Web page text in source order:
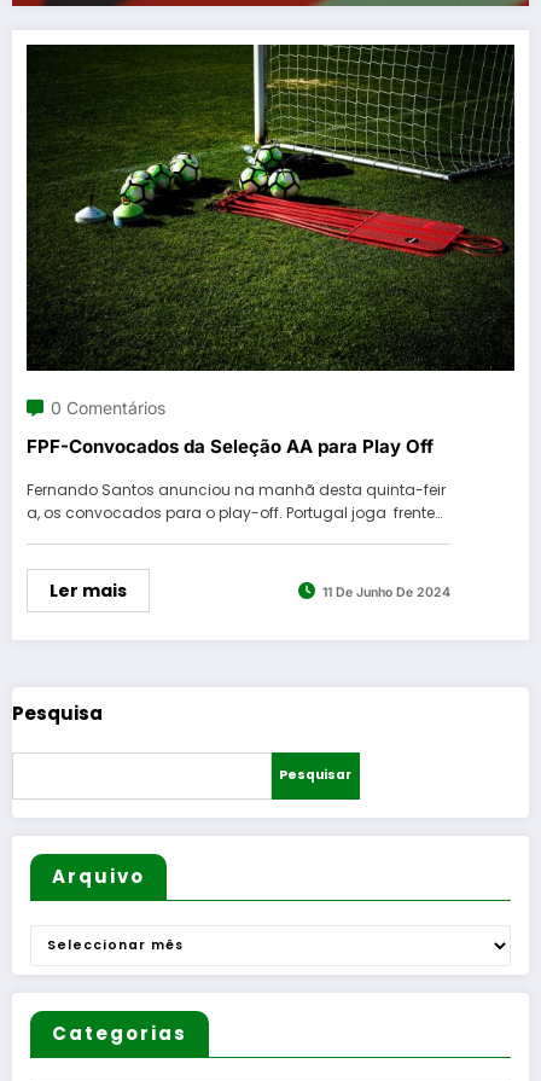
0 Comentários
FPF-Convocados da Seleção AA para Play Off
Fernando Santos anunciou na manhã desta quinta-feir
a, os convocados para o play-off. Portugal joga frente…
Ler mais 11 De Junho De 2024
Pesquisa
Pesquisar
Arquivo
Arquivo
Categorias